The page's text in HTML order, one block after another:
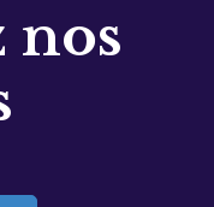
nos